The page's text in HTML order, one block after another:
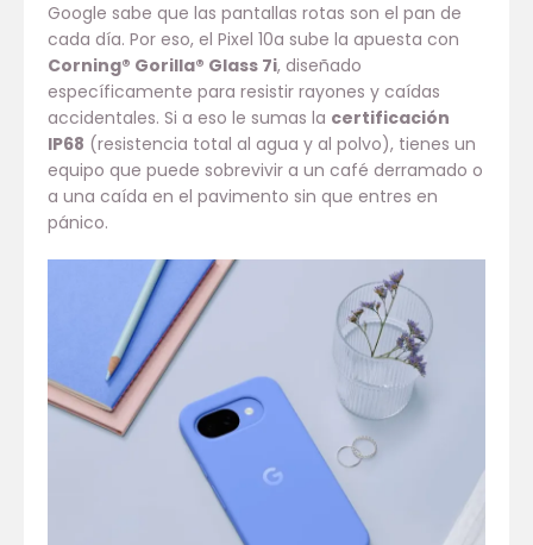
Google sabe que las pantallas rotas son el pan de
cada día. Por eso, el Pixel 10a sube la apuesta con
Corning® Gorilla® Glass 7i, diseñado
específicamente para resistir rayones y caídas
accidentales. Si a eso le sumas la certificación
IP68 (resistencia total al agua y al polvo), tienes un
equipo que puede sobrevivir a un café derramado o
a una caída en el pavimento sin que entres en
pánico.